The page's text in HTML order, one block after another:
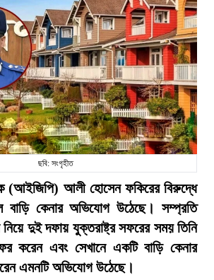
ছবি: সংগৃহীত
(আইজিপি) আলী হোসেন ফকিরের বিরুদ্ধে
বাড়ি কেনার অভিযোগ উঠেছে। সম্প্রতি
নিয়ে দুই দফায় যুক্তরাষ্ট্র সফরের সময় তিনি
করেন এবং সেখানে একটি বাড়ি কেনার
এমনটি অভিযোগ উঠেছে।